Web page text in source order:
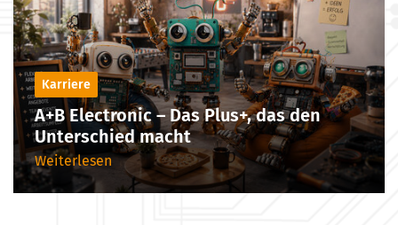
Karriere
A+B Electronic – Das Plus+, das den
Unterschied macht
Weiterlesen